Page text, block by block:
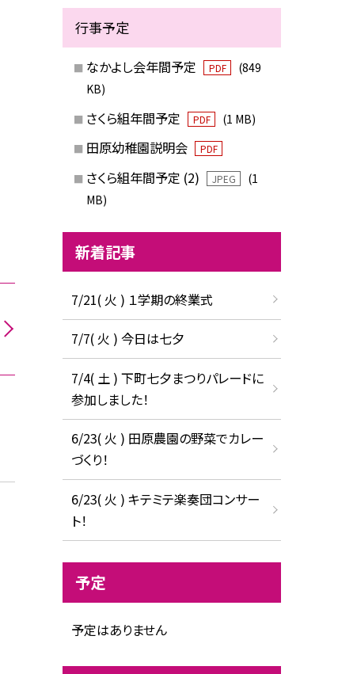
行事予定
なかよし会年間予定 PDF
(849
KB)
さくら組年間予定 PDF (1 MB)
田原幼稚園説明会 PDF
さくら組年間予定 (2) JPEG
(1
MB)
新着記事
7/21( 火 ) １学期の終業式
7/7( 火 ) 今日は七夕
7/4( 土 ) 下町七夕まつりパレードに
参加しました！
6/23( 火 ) 田原農園の野菜でカレー
づくり！
6/23( 火 ) キテミテ楽奏団コンサー
ト！
予定
予定はありません